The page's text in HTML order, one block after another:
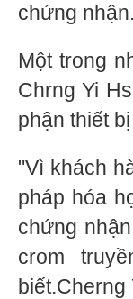
chứng nhận.
Một trong
Chrng Yi
phận thiết
"Vì khách
pháp hóa
chứng
crom
biết.Cherng